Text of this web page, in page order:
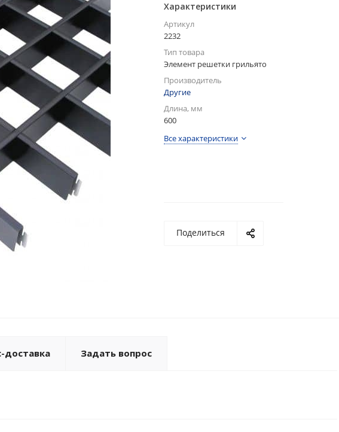
Характеристики
Артикул
2232
Тип товара
Элемент решетки грильято
Производитель
Другие
Длина, мм
600
Все характеристики
Поделиться
доставка Задать вопрос